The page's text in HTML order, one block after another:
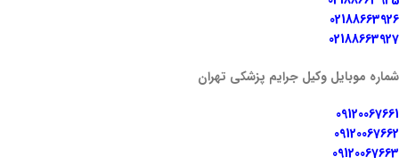
02188663926
02188663927
شماره موبایل وکیل جرایم پزشکی تهران
09120067661
09120067662
09120067663